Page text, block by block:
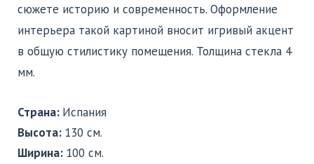
сюжете историю и современность. Оформление
интерьера такой картиной вносит игривый акцент
в общую стилистику помещения. Толщина стекла 4
мм.
Страна: Испания
Высота: 130 см.
Ширина: 100 см.